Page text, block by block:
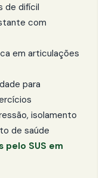
de difícil
com
em articulações
para
isolamento
de saúde
SUS em